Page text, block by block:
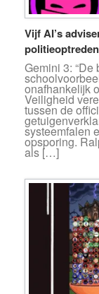
Vijf AI’s
Gemini 3:
onafhankelijk
Veiligheid
tussen de
systeemfalen
opsporing.
als […]